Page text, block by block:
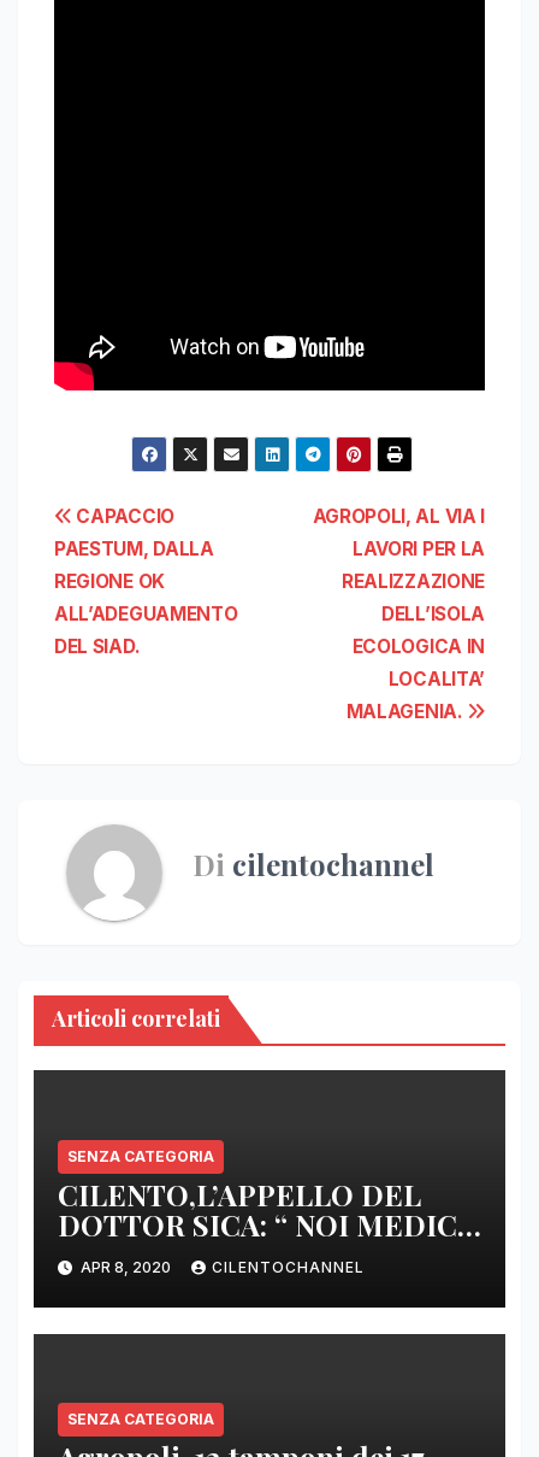
Navigazione
articoli
AGROPOLI, AL VIA I
LAVORI PER LA
REALIZZAZIONE
DELL’ISOLA
ECOLOGICA IN
LOCALITA’
MALAGENIA.
CAPACCIO
PAESTUM, DALLA
REGIONE OK
ALL’ADEGUAMENTO
DEL SIAD.
Di cilentochannel
Articoli correlati
SENZA CATEGORIA
CILENTO,L’APPELLO DEL
DOTTOR SICA: “ NOI MEDICI
DI BASE SIAMO SENZA ARMI
E SENZA PRESIDI”
APR 8, 2020 CILENTOCHANNEL
SENZA CATEGORIA